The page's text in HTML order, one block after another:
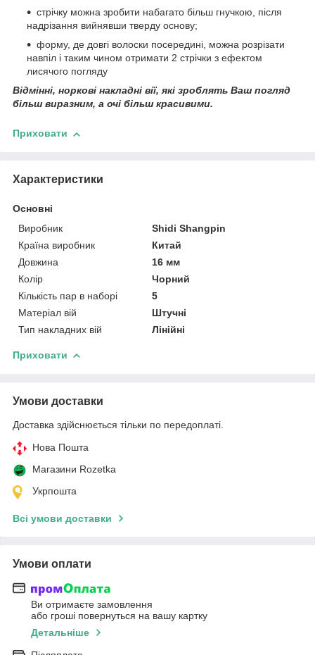
стрічку можна зробити набагато більш гнучкою, після
надрізання вийнявши тверду основу;
форму, де довгі волоски посередині, можна розрізати
навпіл і таким чином отримати 2 стрічки з ефектом
лисячого погляду
Відмінні, норкові накладні вії, які зроблять Ваш погляд
більш виразним, а очі більш красивими.
Приховати
Характеристики
Основні
Виробник
Shidi Shangpin
Країна виробник
Китай
Довжина
16 мм
Колір
Чорний
Кількість пар в наборі
5
Матеріал вій
Штучні
Тип накладних вій
Лінійні
Приховати
Умови доставки
Доставка здійснюється тільки по передоплаті.
Нова Пошта
Магазини Rozetka
Укрпошта
Всі умови доставки
Умови оплати
Ви отримаєте замовлення
або гроші повернуться на вашу картку
Детальніше